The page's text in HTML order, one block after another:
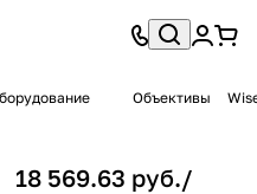
Объективы
18 569.63 руб./